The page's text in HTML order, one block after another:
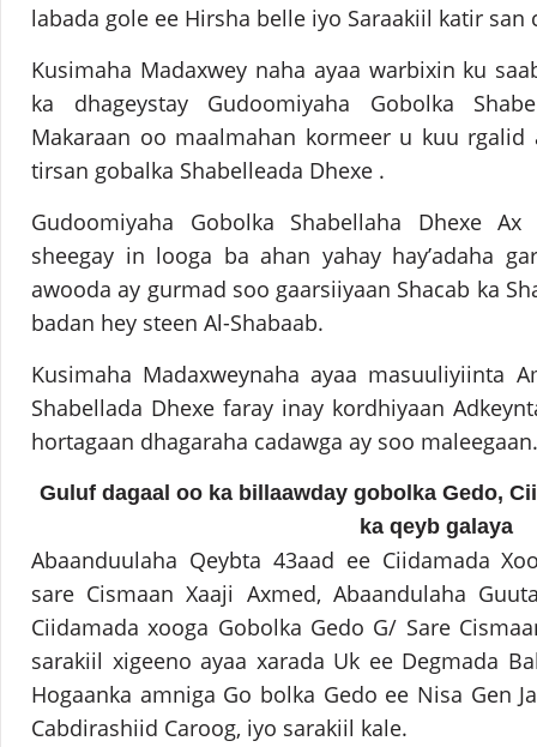
labada gole ee Hirsha belle iyo Saraakiil katir
Kusimaha Madaxwey naha ayaa warbixin ku
ka dhageystay Gudoomiyaha Gobolka
Makaraan oo maalmahan kormeer u kuu rgalid
tirsan gobalka Shabelleada Dhexe .
Gudoomiyaha Gobolka Shabellaha Dhexe
sheegay in looga ba ahan yahay hay’adaha
awooda ay gurmad soo gaarsiiyaan Shacab ka
badan hey steen Al-Shabaab.
Kusimaha Madaxweynaha ayaa masuuliyiinta
Shabellada Dhexe faray inay kordhiyaan
hortagaan dhagaraha cadawga ay soo maleegaan.
Guluf dagaal oo ka billaawday gobolka Gedo,
ka qeyb galaya
Abaanduulaha Qeybta 43aad ee Ciidamada
sare Cismaan Xaaji Axmed, Abaandulaha
Ciidamada xooga Gobolka Gedo G/ Sare
sarakiil xigeeno ayaa xarada Uk ee Degmada
Hogaanka amniga Go bolka Gedo ee Nisa Gen
Cabdirashiid Caroog, iyo sarakiil kale.